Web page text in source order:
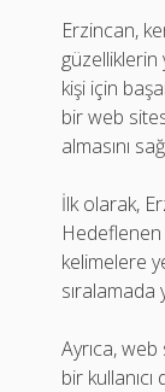
Erzincan,
güzelliklerin
kişi için
bir web
almasını
İlk olarak,
kelimelere
sıralamada
Ayrıca, web
bir